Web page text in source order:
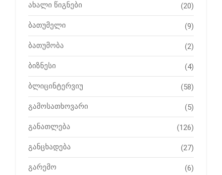
ახალი წიგნები (20)
ბათუმელი (9)
ბათუმობა (2)
ბიზნესი (4)
ბლიცინტერვიუ (58)
გამოსათხოვარი (5)
განათლება (126)
განცხადება (27)
გარემო (6)